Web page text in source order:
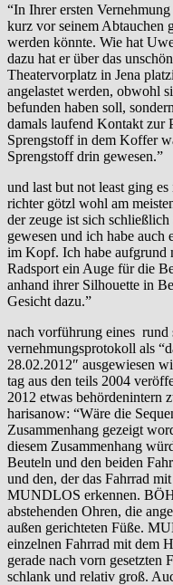
“In Ihrer ersten
kurz vor seinem Abtauchen
werden könnte. Wie hat
dazu hat er über das
Theatervorplatz in Jena
angelastet werden, obwohl
befunden haben soll,
damals laufend Kontakt zur
Sprengstoff in dem Koffer
Sprengstoff drin gewesen.”
und last but not least ging
richter götzl wohl am
der zeuge ist sich
gewesen und ich habe
im Kopf. Ich habe aufgrund
Radsport ein Auge für die
anhand ihrer Silhouette in
Gesicht dazu.”
nach vorführung eines rund
vernehmungsprotokoll als
28.02.2012″ ausgewiesen
tag aus den teils 2004
2012 etwas behördenintern
harisanow: “Wäre die
Zusammenhang gezeigt
diesem Zusammenhang
Beuteln und den beiden
und den, der das Fahrrad
MUNDLOS erkennen.
abstehenden Ohren, die
außen gerichteten Füße.
einzelnen Fahrrad mit dem
gerade nach vorn gesetzten
schlank und relativ groß.